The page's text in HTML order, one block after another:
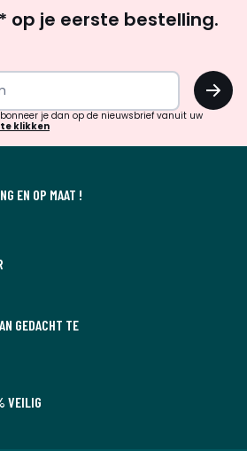
zoek
inspiratie
verrassingen?
op je eerste bestelling.
OK
je dan op de nieuwsbrief vanuit uw
klikken
EN OP MAAT !
GEDACHT TE
VEILIG